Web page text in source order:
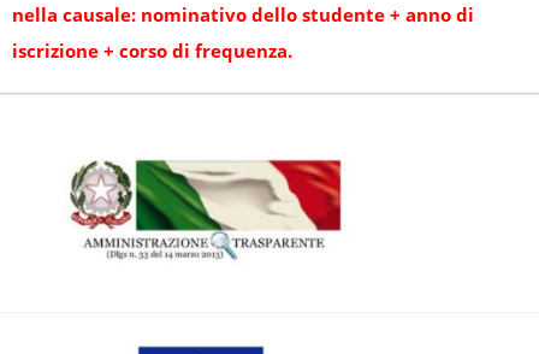
nella causale: nominativo dello studente + anno di
iscrizione + corso di frequenza.